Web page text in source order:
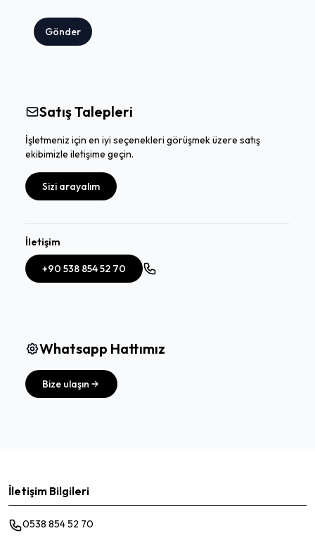
Gönder
Satış Talepleri
İşletmeniz için en iyi seçenekleri görüşmek üzere satış
ekibimizle iletişime geçin.
Sizi arayalım
İletişim
+90 538 854 52 70
Whatsapp Hattımız
Bize ulaşın
İletişim Bilgileri
0538 854 52 70